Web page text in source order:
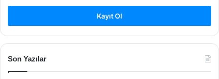
Kayıt Ol
Son Yazılar